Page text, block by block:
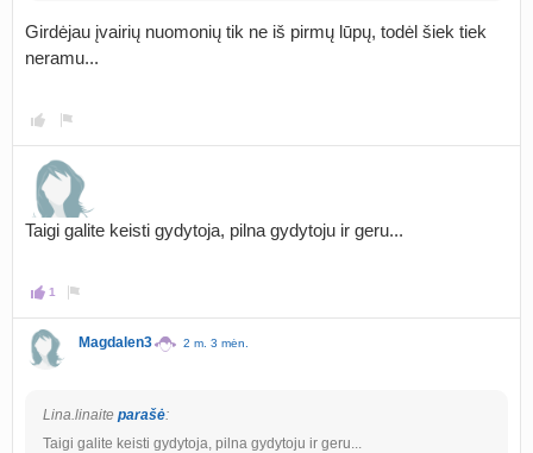
Girdėjau įvairių nuomonių tik ne iš pirmų lūpų, todėl šiek tiek
neramu...
Taigi galite keisti gydytoja, pilna gydytoju ir geru...
1
Magdalen3 2 m. 3 mėn.
Lina.linaite parašė:
Taigi galite keisti gydytoja, pilna gydytoju ir geru...